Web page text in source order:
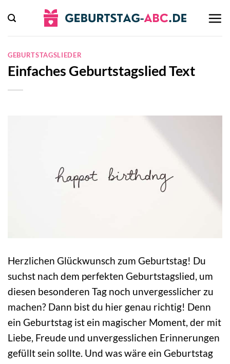
Inhalt
springen
GEBURTSTAGSLIEDER
Einfaches Geburtstagslied Text
Herzlichen Glückwunsch zum Geburtstag! Du
suchst nach dem perfekten Geburtstagslied, um
diesen besonderen Tag noch unvergesslicher zu
machen? Dann bist du hier genau richtig! Denn
ein Geburtstag ist ein magischer Moment, der mit
Liebe, Freude und unvergesslichen Erinnerungen
gefüllt sein sollte. Und was wäre ein Geburtstag